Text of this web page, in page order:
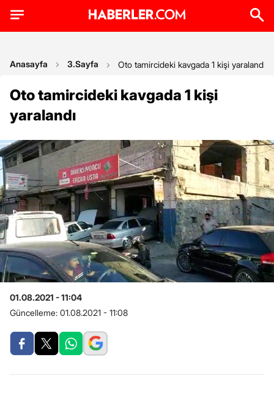
Anasayfa 3.Sayfa Oto tamircideki kavgada 1 kişi yaralandı
Oto tamircideki kavgada 1 kişi
yaralandı
01.08.2021 - 11:04
Güncelleme: 01.08.2021 - 11:08